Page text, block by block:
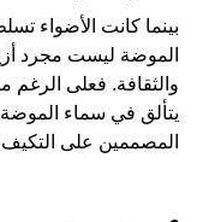
بينما كانت الأضواء
الموضة ليست مجرد
والثقافة. فعلى الرغم
يتألق في سماء الموضة
المصممين على التكيف